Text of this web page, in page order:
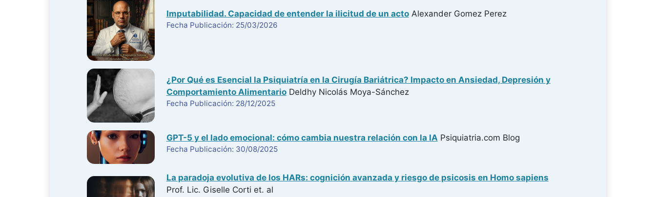
Imputabilidad. Capacidad de entender la ilicitud de un actoAlexander Gomez Perez
Fecha Publicación: 25/03/2026
¿Por Qué es Esencial la Psiquiatría en la Cirugía Bariátrica? Impacto en Ansiedad, Depresión y
Comportamiento AlimentarioDeldhy Nicolás Moya-Sánchez
Fecha Publicación: 28/12/2025
GPT-5 y el lado emocional: cómo cambia nuestra relación con la IA Psiquiatria.com Blog
Fecha Publicación: 30/08/2025
La paradoja evolutiva de los HARs: cognición avanzada y riesgo de psicosis en Homo sapiens
Prof. Lic. Giselle Corti et. al